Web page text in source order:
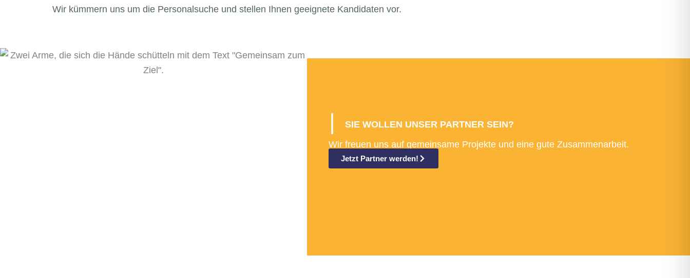
Wir kümmern uns um die Personalsuche und stellen Ihnen geeignete Kandidaten vor.
SIE WOLLEN UNSER PARTNER SEIN?
Wir freuen uns auf gemeinsame Projekte und eine gute Zusammenarbeit.
Jetzt Partner werden!